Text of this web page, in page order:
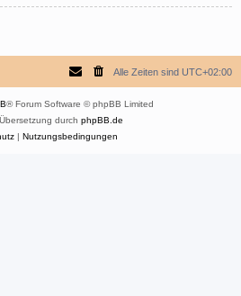
Alle Zeiten sind UTC+02:00
® Forum Software © phpBB Limited
durch phpBB.de
| Nutzungsbedingungen